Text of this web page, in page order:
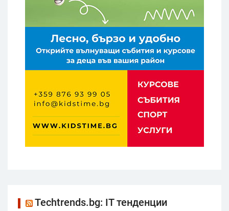
Techtrends.bg: IT тенденции